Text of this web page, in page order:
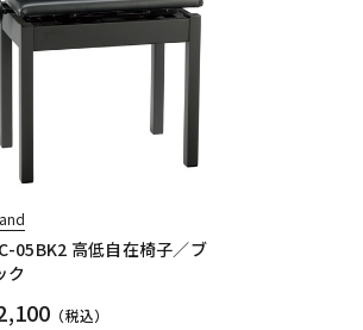
05BK2 高低自在椅子／ブ
ク
（税込）